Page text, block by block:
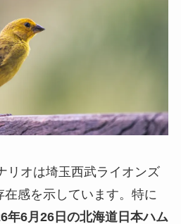
リオは埼玉西武ライオンズ
感を示しています。特に
年6月26日の北海道日本ハム